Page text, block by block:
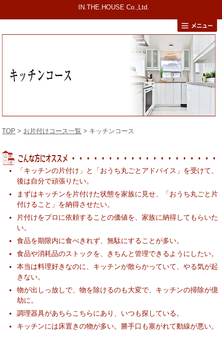
IN.THE.HOUSE Co.,Ltd.
TOP > お片付けコース一覧 > キッチンコース
「キッチンの片付け」と「おうち丸ごとアドバイス」を受けて、
後は自分で頑張りたい。
まずはキッチンを片付けた状態を家族に見せ、「おうち丸ごと片
付けること」を納得させたい。
片付けをプロに依頼することの価値を、家族に納得してもらいた
い。
食品を期限内に食べきれず、無駄にすることが多い。
食品や消耗品のストックを、きちんと管理できるようにしたい。
本当は料理好きなのに、キッチンが散らかっていて、やる気が起
きない。
物が出しっ放しで、物を除けるのも大変で、キッチンの掃除が億
劫に。
調理器具があちらこちらにあり、いつも探している。
キッチンには床置きの物が多い。勝手口も塞がれて動線が悪い。